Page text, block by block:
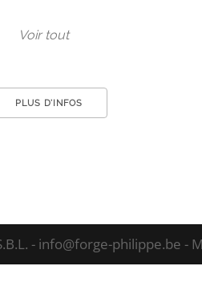
Voir tout
PLUS D’INFOS
- info@forge-philippe.be -